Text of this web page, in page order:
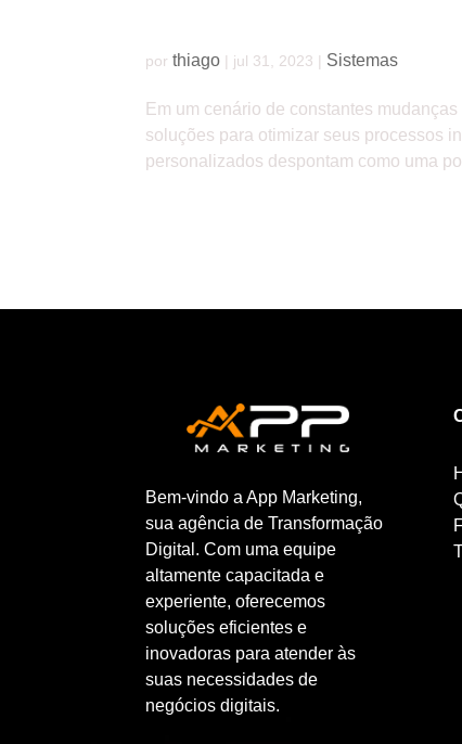
porthiago | jul 31, 2023 | Sistemas
Em um cenário de constantes
soluções para otimizar seus processos
personalizados despontam como uma
Bem-vindo a App Marketing,
sua agência de Transformação
Digital. Com uma equipe
altamente capacitada e
experiente, oferecemos
soluções eficientes e
inovadoras para atender às
suas necessidades de
negócios digitais.